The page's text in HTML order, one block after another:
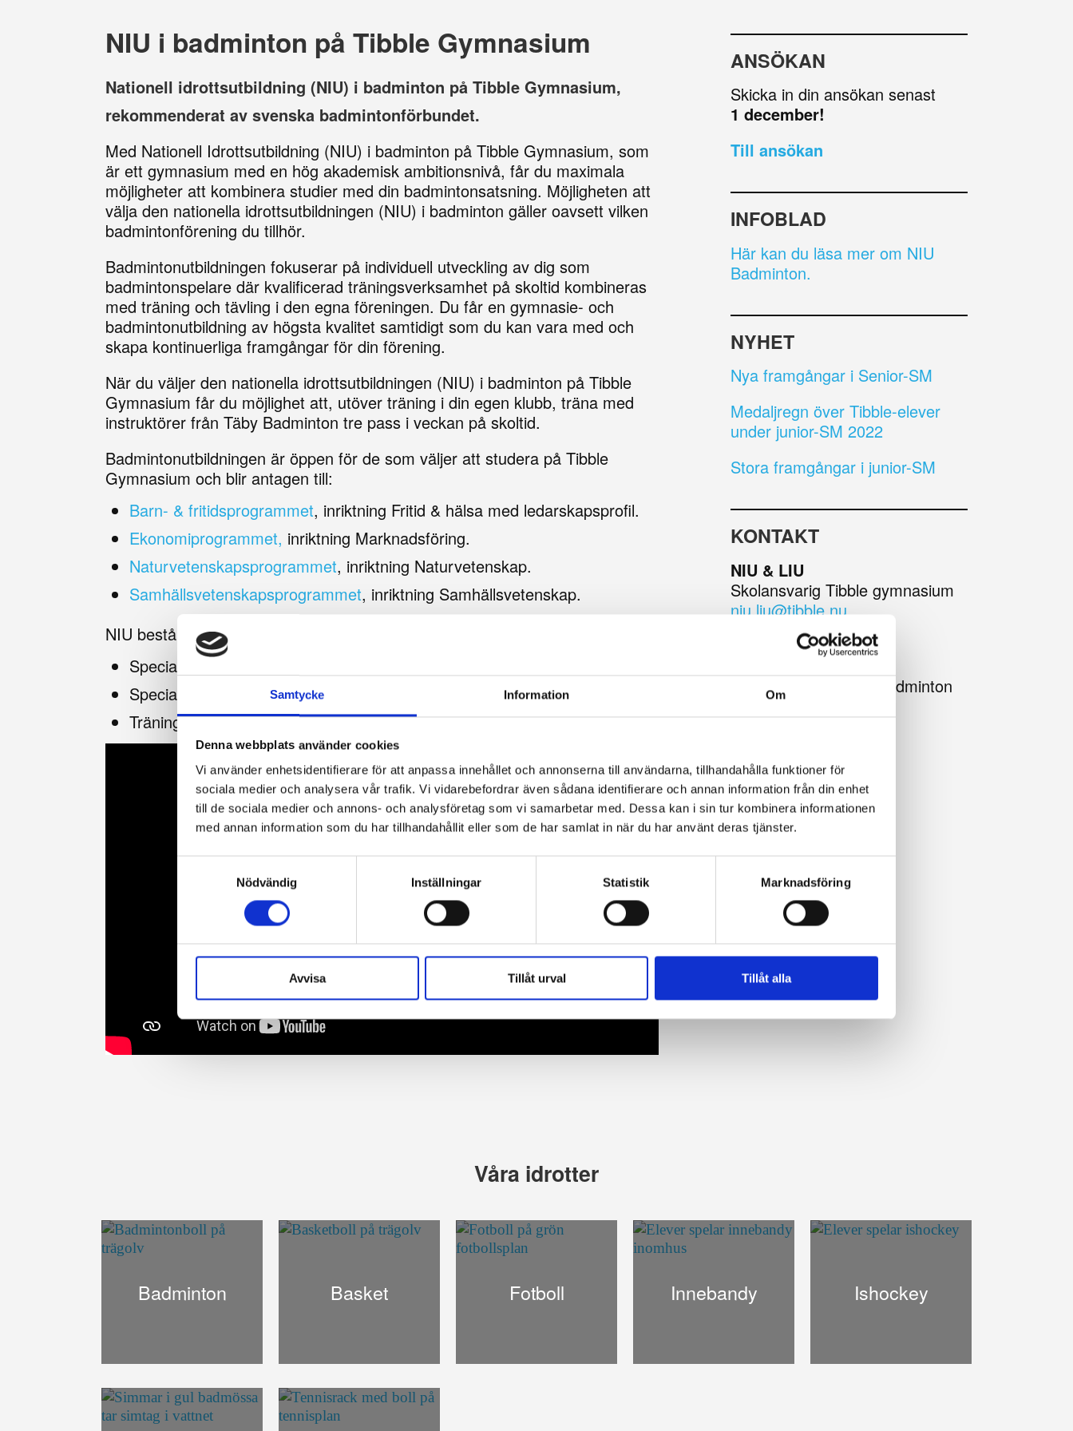
Samtycke Information Om
Denna webbplats använder cookies
Vi använder enhetsidentifierare för att anpassa innehållet och annonserna till användarna, tillhandahålla funktioner för
sociala medier och analysera vår trafik. Vi vidarebefordrar även sådana identifierare och annan information från din enhet
till de sociala medier och annons- och analysföretag som vi samarbetar med. Dessa kan i sin tur kombinera informationen
med annan information som du har tillhandahållit eller som de har samlat in när du har använt deras tjänster.
Nödvändig
Inställningar Statistik Marknadsföring
Avvisa Tillåt urval Tillåt alla
NIU i badminton på Tibble Gymnasium
Nationell idrottsutbildning (NIU) i badminton på Tibble Gymnasium,
rekommenderat av svenska badmintonförbundet.
Med Nationell Idrottsutbildning (NIU) i badminton på Tibble Gymnasium, som
är ett gymnasium med en hög akademisk ambitionsnivå, får du maximala
möjligheter att kombinera studier med din badmintonsatsning. Möjligheten att
välja den nationella idrottsutbildningen (NIU) i badminton gäller oavsett vilken
badmintonförening du tillhör.
Badmintonutbildningen fokuserar på individuell utveckling av dig som
badmintonspelare där kvalificerad träningsverksamhet på skoltid kombineras
med träning och tävling i den egna föreningen. Du får en gymnasie- och
badmintonutbildning av högsta kvalitet samtidigt som du kan vara med och
skapa kontinuerliga framgångar för din förening.
När du väljer den nationella idrottsutbildningen (NIU) i badminton på Tibble
Gymnasium får du möjlighet att, utöver träning i din egen klubb, träna med
instruktörer från Täby Badminton tre pass i veckan på skoltid.
Badmintonutbildningen är öppen för de som väljer att studera på Tibble
Gymnasium och blir antagen till:
Barn- & fritidsprogrammet, inriktning Fritid & hälsa med ledarskapsprofil.
Ekonomiprogrammet, inriktning Marknadsföring.
Naturvetenskapsprogrammet, inriktning Naturvetenskap.
Samhällsvetenskapsprogrammet, inriktning Samhällsvetenskap.
NIU består av 400p, där nedanstående
Specialidrott nivå 1, 200p
Specialidrott nivå 2, 100p
Tränings- och tävlingslära nivå 1, 100p
ANSÖKAN
Skicka in din ansökan senast
1 december!
Till ansökan
INFOBLAD
Här kan du läsa mer om NIU
Badminton.
NYHET
Nya framgångar i Senior-SM
Medaljregn över Tibble-elever
under junior-SM 2022
Stora framgångar i junior-SM
KONTAKT
NIU & LIU
Skolansvarig Tibble gymnasium
niu.liu@tibble.nu
073-661 27 15
Kontaktperson Täby Badminton
070-544 82 42
NIU-ansvarig tränare
Våra idrotter
Badminton Basket Fotboll Innebandy Ishockey